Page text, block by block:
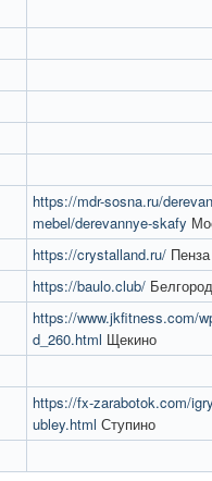
https://mdr-sosna.ru/
mebel/derevannye-skafy
https://crystalland.ru/ Пенза
https://baulo.club/ Белгород
https://www.jkfitness.com/
d_260.html Щекино
https://fx-zarabotok.com/
ubley.html Ступино